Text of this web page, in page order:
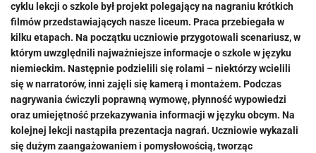
cyklu lekcji o szkole był projekt polegający na nagraniu krótkich
filmów przedstawiających nasze liceum. Praca przebiegała w
kilku etapach. Na początku uczniowie przygotowali scenariusz, w
którym uwzględnili najważniejsze informacje o szkole w języku
niemieckim. Następnie podzielili się rolami – niektórzy wcielili
się w narratorów, inni zajęli się kamerą i montażem. Podczas
nagrywania ćwiczyli poprawną wymowę, płynność wypowiedzi
oraz umiejętność przekazywania informacji w języku obcym. Na
kolejnej lekcji nastąpiła prezentacja nagrań. Uczniowie wykazali
się dużym zaangażowaniem i pomysłowością, tworząc